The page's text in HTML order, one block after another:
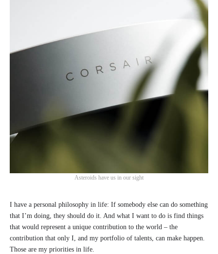
Asteroids have us in our sight
I have a personal philosophy in life: If somebody else can do something
that I’m doing, they should do it. And what I want to do is find things
that would represent a unique contribution to the world – the
contribution that only I, and my portfolio of talents, can make happen.
Those are my priorities in life.